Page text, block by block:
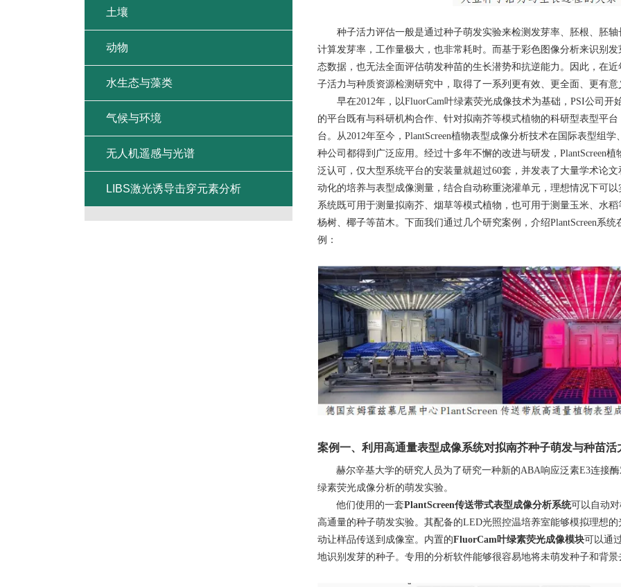
种子活力评估一般是通过种子萌发实验来检测发芽率、胚根、胚轴
计算发芽率 ，工作量极大，也非常耗时。 而基于彩色图像分析来识别
态数据，也无法全面评估萌发种苗的生长潜势和抗逆能力。因此，在
子活力与种质资源检测研究中，取得了一系列更有效、更全面、更有
早在2012年，以FluorCam叶绿素荧光成像技术为基础， PSI公司开
的平台既有与科研机构合作、针对拟南芥等模式植物的科研型表型平
台。从2012年至今， PlantScreen植物表型成像分析技术在国际表型组
种公司都得到广泛应用。经过十多年不懈的改进与研发， PlantScreen植
泛认可，仅大型系统平台的安装量就超过60套，并发表了大量学术论
动化的培养与表型成像测量，结合自动称重浇灌单元，理想情况下可
系统既可用于测量拟南芥、烟草等模式植物，也可用于测量玉米、水
杨树、椰子等苗木。 下面我们通过几个研究案例，介绍PlantScreen系统
例 ：
案例一、利用高通量表型成像系统对拟南芥种子萌发与种苗
赫尔辛基大学的研究人员为了研究一种新的ABA响应泛素E3连接
绿素荧光成像分析的萌发实验。
他们使用的一套PlantScreen传送带式表型成像分析系统可以自动
高通量的种子萌发实验。其配备的LED光照控温培养室能够模拟理想
动让样品传送到成像室。内置的FluorCam叶绿素荧光成像模块可以通
地识别发芽的种子。专用的分析软件能够很容易地将未萌发种子和背
土壤
动物
水生态与藻类
气候与环境
无人机遥感与光谱
LIBS激光诱导击穿元素分析